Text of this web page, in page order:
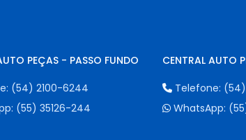
PEÇAS - PASSO FUNDO
(54) 2100-6244
(55) 35126-244
CENTRAL AUTO
Telefone:
WhatsApp: